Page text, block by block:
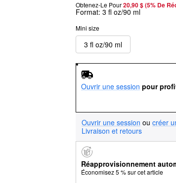
Obtenez-Le Pour20,90 $ (5% De
Format: 3 fl oz/90 ml
Mini size
3 fl oz/90 ml
Ouvrir une session pour
Ouvrir une session ou créer
Livraison et retours
Réapprovisionnement
Économisez 5 % sur cet article